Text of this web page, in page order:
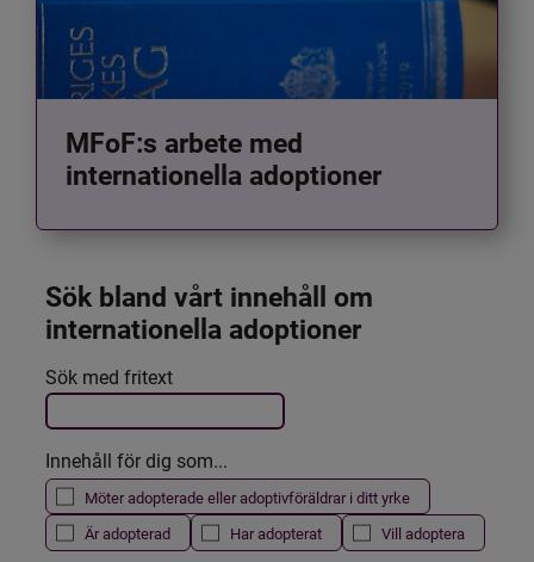
MFoF:s arbete med
internationella adoptioner
Sök bland vårt innehåll om
internationella adoptioner
Filtrera resultatet
Det här formuläret postas automatiskt
Sök med fritext
Innehåll för dig som...
Möter adopterade eller adoptivföräldrar i ditt yrke
Är adopterad
Har adopterat Vill adoptera